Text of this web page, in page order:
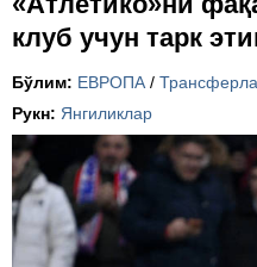
клуб учун тарк
Бўлим: ЕВРОПА /
Рукн: Янгиликлар